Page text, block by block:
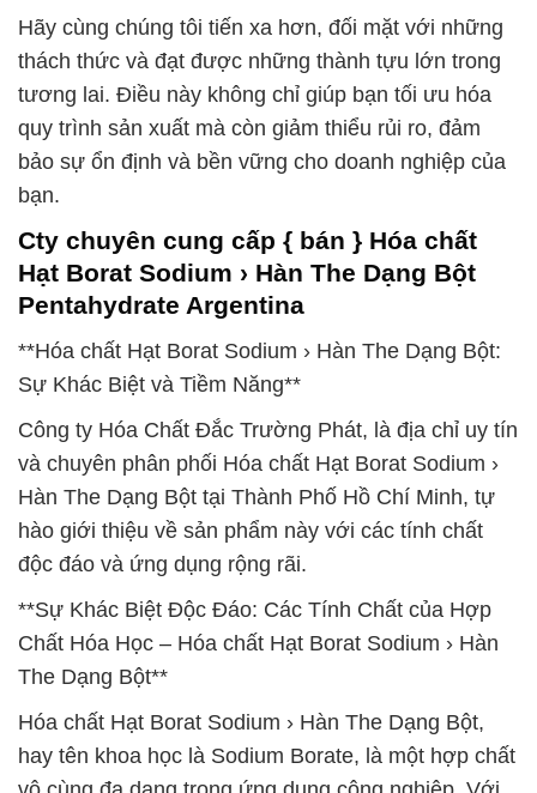
Hãy cùng chúng tôi tiến xa hơn, đối mặt với những
thách thức và đạt được những thành tựu lớn trong
tương lai. Điều này không chỉ giúp bạn tối ưu hóa
quy trình sản xuất mà còn giảm thiểu rủi ro, đảm
bảo sự ổn định và bền vững cho doanh nghiệp của
bạn.
Cty chuyên cung cấp { bán } Hóa chất
Hạt Borat Sodium › Hàn The Dạng Bột
Pentahydrate Argentina
**Hóa chất Hạt Borat Sodium › Hàn The Dạng Bột:
Sự Khác Biệt và Tiềm Năng**
Công ty Hóa Chất Đắc Trường Phát, là địa chỉ uy tín
và chuyên phân phối Hóa chất Hạt Borat Sodium ›
Hàn The Dạng Bột tại Thành Phố Hồ Chí Minh, tự
hào giới thiệu về sản phẩm này với các tính chất
độc đáo và ứng dụng rộng rãi.
**Sự Khác Biệt Độc Đáo: Các Tính Chất của Hợp
Chất Hóa Học – Hóa chất Hạt Borat Sodium › Hàn
The Dạng Bột**
Hóa chất Hạt Borat Sodium › Hàn The Dạng Bột,
hay tên khoa học là Sodium Borate, là một hợp chất